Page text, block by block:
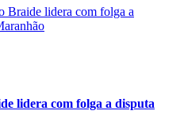
lidera com folga a disputa